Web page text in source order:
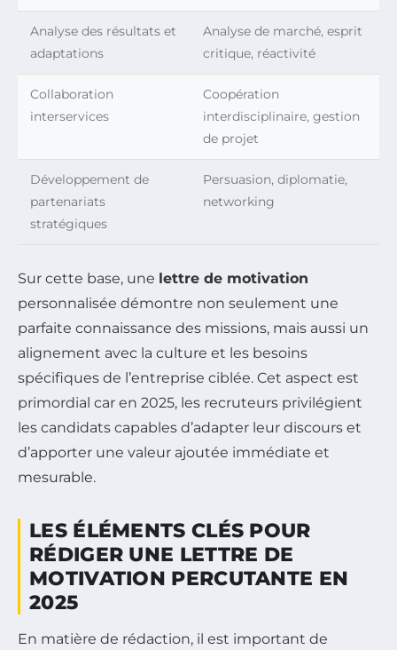
Analyse des résultats et
adaptations
Analyse de marché, esprit
critique, réactivité
Collaboration
interservices
Coopération
interdisciplinaire, gestion
de projet
Développement de
partenariats
stratégiques
Persuasion, diplomatie,
networking
Sur cette base, une lettre de motivation
personnalisée démontre non seulement une
parfaite connaissance des missions, mais aussi un
alignement avec la culture et les besoins
spécifiques de l’entreprise ciblée. Cet aspect est
primordial car en 2025, les recruteurs privilégient
les candidats capables d’adapter leur discours et
d’apporter une valeur ajoutée immédiate et
mesurable.
LES ÉLÉMENTS CLÉS POUR
RÉDIGER UNE LETTRE DE
MOTIVATION PERCUTANTE EN
2025
En matière de rédaction, il est important de